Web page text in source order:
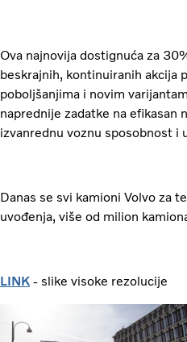
Ova najnovija dostignuća za
beskrajnih, kontinuiranih akcija
poboljšanjima i novim
naprednije zadatke na efikasan
izvanrednu voznu sposobnost i
Danas se svi kamioni Volvo za
uvođenja, više od milion
LINK - slike visoke rezolucije